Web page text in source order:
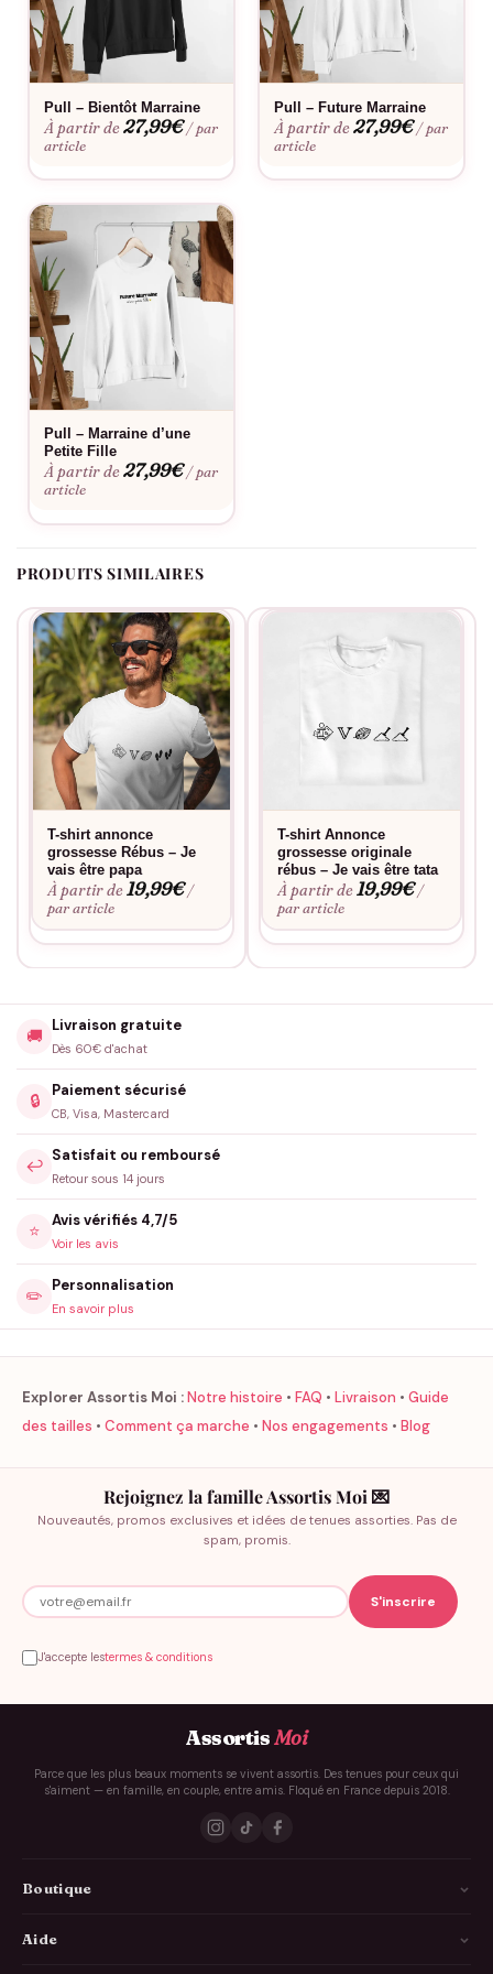
surnom, ou un message spécial, chaque t-shirt peut être
adapté pour devenir un article inestimable que vous chérirez
pour toujours.
Non seulement notre T-Shirt « 1+1=3 » est adorable, mais il est
aussi conçu pour le confort au quotidien. Disponible en
plusieurs tailles et couleurs, il convient à tous les styles et
toutes les occasions. Il est fait d’un coton doux et respirant,
assurant que vous restiez confortable pendant que vous
partagez votre joie.
Le Cadeau Parfait pour Toute Annonce
Vous cherchez une manière unique de partager votre
de grossesse avec vos proches ou sur les réseaux sociaux ?
Notre T-Shirt « 1+1=3 » est le choix parfait. Il fait aussi un cadeau
merveilleux pour vos amis et votre famille qui attendent un
heureux événement.
Pull – Bientôt Marraine
À partir de27,99€ / par
article
Pull – Future Marraine
À partir de27,99€ / par
article
Pull – Marraine d’une
Petite Fille
À partir de27,99€ / par
article
PRODUITS SIMILAIRES
T-shirt annonce
grossesse Rébus – Je
vais être papa
À partir de19,99€ /
par article
T-shirt Annonce
grossesse originale
rébus – Je vais être tata
À partir de19,99€ /
par article
🚚
Livraison gratuite
Dès 60€ d'achat
🔒
Paiement sécurisé
CB, Visa, Mastercard
↩️
Satisfait ou remboursé
Retour sous 14 jours
⭐
Avis vérifiés 4,7/5
Voir les avis
✏️
Personnalisation
En savoir plus
Explorer Assortis Moi :Notre histoire • FAQ • Livraison • Guide
des tailles • Comment ça marche • Nos engagements • Blog
Rejoignez la famille Assortis Moi 💌
Nouveautés, promos exclusives et idées de tenues assorties. Pas de
spam, promis.
J'accepte lestermes & conditions
AssortisMoi
Parce que les plus beaux moments se vivent assortis. Des tenues pour ceux qui
s'aiment — en famille, en couple, entre amis. Floqué en France depuis 2018.
Boutique
Aide